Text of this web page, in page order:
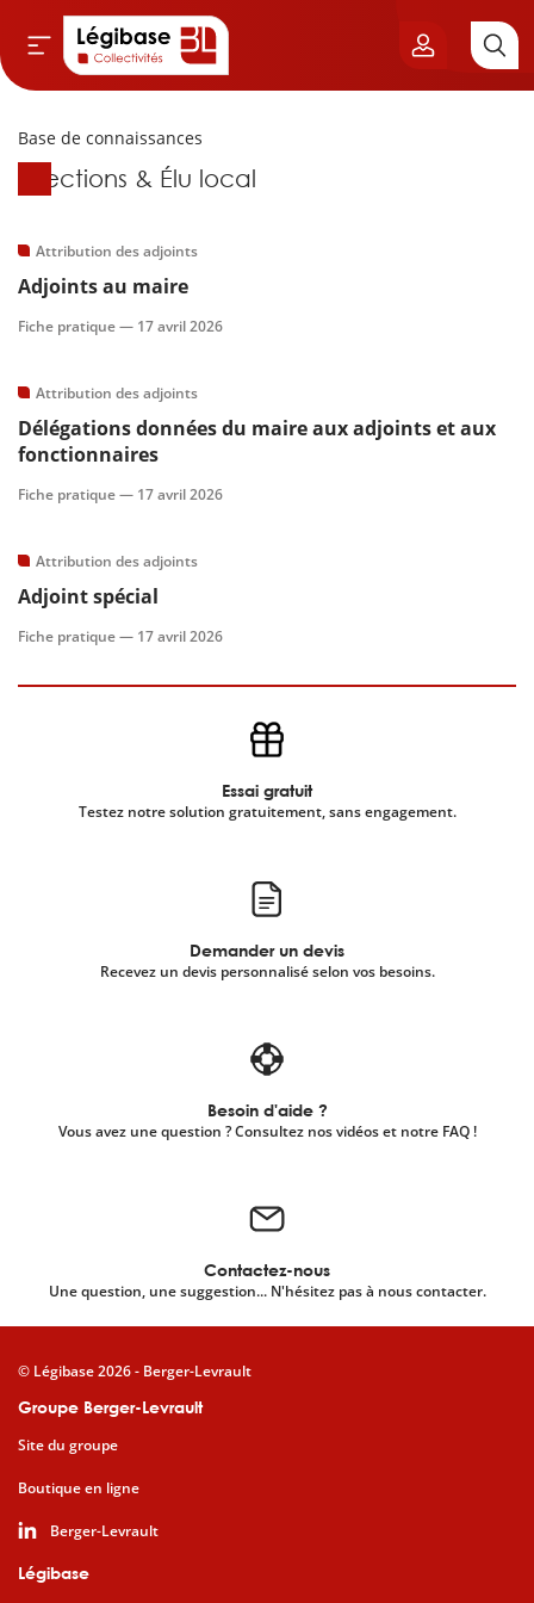
& Cimetières
& Élu local
Finances locales
Base de connaissances
Base de connaissances
Élections & Élu local
Attribution des adjoints
Adjoints au maire
Fiche pratique — 17 avril 2026
Attribution des adjoints
Délégations données du maire aux adjoints et aux
fonctionnaires
Fiche pratique — 17 avril 2026
Attribution des adjoints
Adjoint spécial
Fiche pratique — 17 avril 2026
Essai gratuit
Testez notre solution gratuitement, sans engagement.
Demander un devis
Recevez un devis personnalisé selon vos besoins.
Besoin d'aide ?
Vous avez une question ? Consultez nos vidéos et notre FAQ !
Contactez-nous
Une question, une suggestion... N'hésitez pas à nous contacter.
Groupe Berger-Levrault
Site du groupe
Boutique en ligne
Berger-Levrault
Légibase
© Légibase 2026 - Berger-Levrault